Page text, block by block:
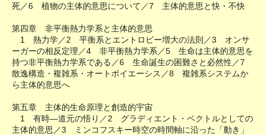
死／6 植物の主体的意思について／7 主体的意思と快・不快
第四章 非平衡熱力学系と主体的意思
1 熱力学／2 平衡系とエントロピー増大の法則／3 オンサ
ーガーの相反定理／4 非平衡熱力学系／5 生命は主体的意思を
持つ非平衡熱力学系である／6 生命誕生の困難さと必然性／7
散逸構造・複雑系・オートポイエーシス／8 複雑系システムか
ら主体的意思へ
第五章 主体的生命原理と創造的宇宙
1 有時―道元の悟り／2 グラディエント・ベクトルとしての
主体的意思／3 ミンコフスキー時空の時間軸に沿った「動き」